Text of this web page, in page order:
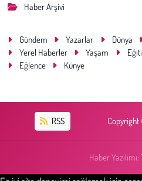
Haber Arşivi
Gündem Yazarlar Dünya
Yerel Haberler
Yaşam
Eğlence
Künye
RSS Copyright
Haber Yazılımı: